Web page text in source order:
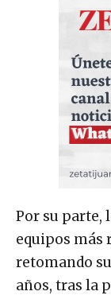
Por su parte,
equipos más
retomando
años, tras la